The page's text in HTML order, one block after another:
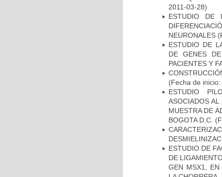
2011-03-28)
ESTUDIO DE
NEURONALES
ESTUDIO DE
DE GENES
PACIENTES Y
(Fecha de
ESTUDIO
ASOCIADOS
MUESTRA DE
BOGOTA D.C.
ESTUDIO DE
DE
GEN MSX1, EN